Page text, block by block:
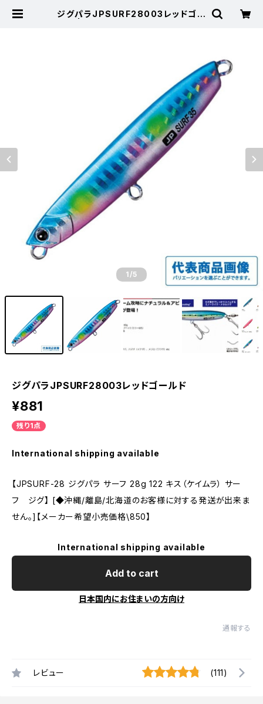
ジグパラJPSURF28003レッドゴー
1 /5
ジグパラJPSURF28003レッドゴールド
¥881
残り1点
International shipping available
【JPSURF-28 ジグパラ サーフ 28g 122 キス（ケイムラ） サー
フ ジグ】 [◆沖縄/離島/北海道のお客様に対する発送が出来ま
せん。]【メーカー希望小売価格\850】
International shipping available
Add to cart
日本国内にお住まいの方向け
通報する
レビュー (111)